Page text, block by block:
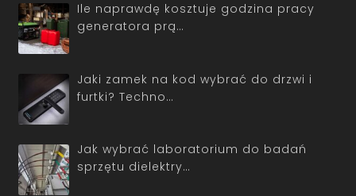
Ile naprawdę kosztuje godzina pracy
generatora prą…
Jaki zamek na kod wybrać do drzwi i
furtki? Techno…
Jak wybrać laboratorium do badań
sprzętu dielektry…